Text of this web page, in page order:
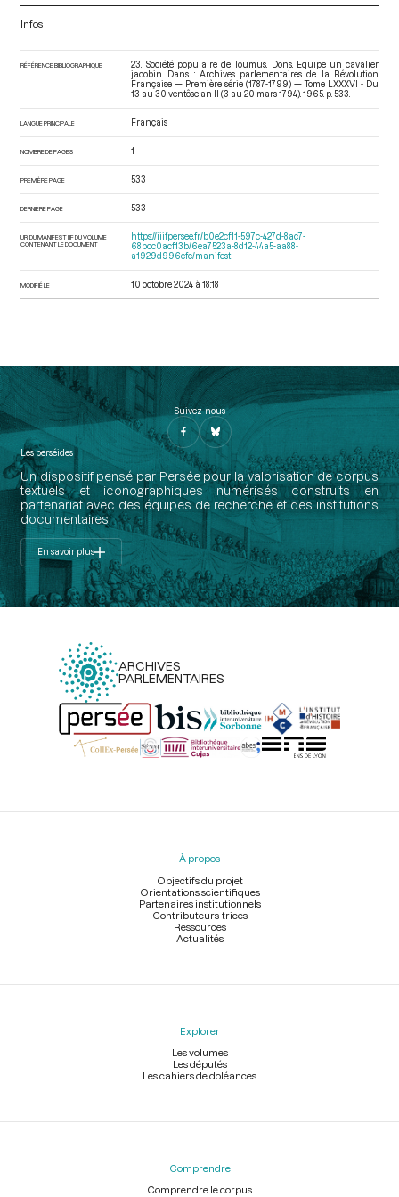
Infos
RÉFÉRENCE BIBLIOGRAPHIQUE
23. Société populaire de Toumus. Dons. Equipe un cavalier
jacobin. Dans : Archives parlementaires de la Révolution
Française — Première série (1787-1799) — Tome LXXXVI - Du
13 au 30 ventôse an II (3 au 20 mars 1794) . 1965. p. 533.
LANGUE PRINCIPALE Français
NOMBRE DE PAGES 1
PREMIÈRE PAGE 533
DERNIÈRE PAGE 533
URI DU MANIFEST IIIF DU VOLUME
CONTENANT LE DOCUMENT
https://iiif.persee.fr/b0e2cf11-597c-427d-8ac7-
68bcc0acf13b/6ea7523a-8d12-44a5-aa88-
a1929d996cfc/manifest
MODIFIÉ LE 10 octobre 2024 à 18:18
Suivez-nous
Les perséides
Un dispositif pensé par Persée pour la valorisation de corpus
textuels et iconographiques numérisés construits en
partenariat avec des équipes de recherche et des institutions
documentaires.
En savoir plus
ARCHIVES
PARLEMENTAIRES
Menu
À propos
Objectifs du projet
Orientations scientifiques
Partenaires institutionnels
Contributeurs-trices
Ressources
Actualités
Explorer
Les volumes
Les députés
Les cahiers de doléances
Comprendre
Comprendre le corpus